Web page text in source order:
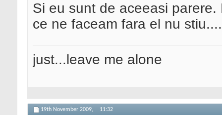
Si eu sunt de aceeasi
ce ne faceam fara el nu
just...leave me alone
19th November 2009, 11:32